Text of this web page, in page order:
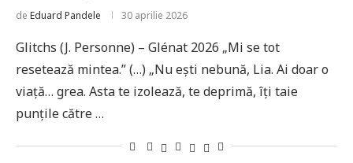
de Eduard Pandele 30 aprilie 2026
Glitchs (J. Personne) – Glénat 2026 „Mi se tot
resetează mintea.” (…) „Nu ești nebună, Lia. Ai doar o
viață… grea. Asta te izolează, te deprimă, îți taie
punțile către …